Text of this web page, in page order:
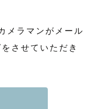
メラマンがメール
させていただき